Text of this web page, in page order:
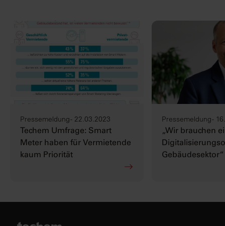
Pressemeldung - 22.03.2023
Techem Umfrage: Smart
Meter haben für Vermietende
kaum Priorität
Pressemeldung -
„Wir brauchen
Gebäudesektor“